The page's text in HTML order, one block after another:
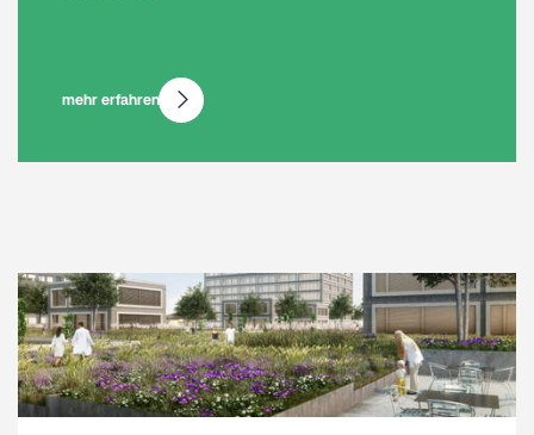
mehr erfahren